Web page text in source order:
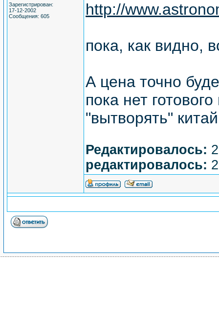
Зарегистрирован:
17-12-2002
Сообщения: 605
http://
пока, как видно,
А цена точно
пока нет
"вытворять"
Редактировалось:
редактировалось: